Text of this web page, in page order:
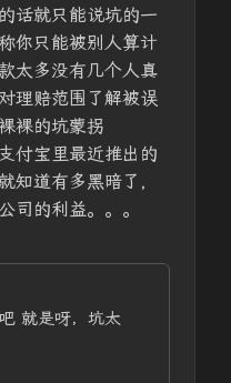
话就只能说坑的一
你只能被别人算计
太多没有几个人真
理赔范围了解被误
裸的坑蒙拐
付宝里最近推出的
知道有多黑暗了，
司的利益。。。
就是呀，坑太